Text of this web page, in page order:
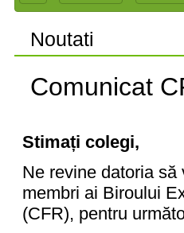
Noutati
Comunicat
Stimați colegi,
Ne revine datoria
membri ai Biroului
(CFR), pentru